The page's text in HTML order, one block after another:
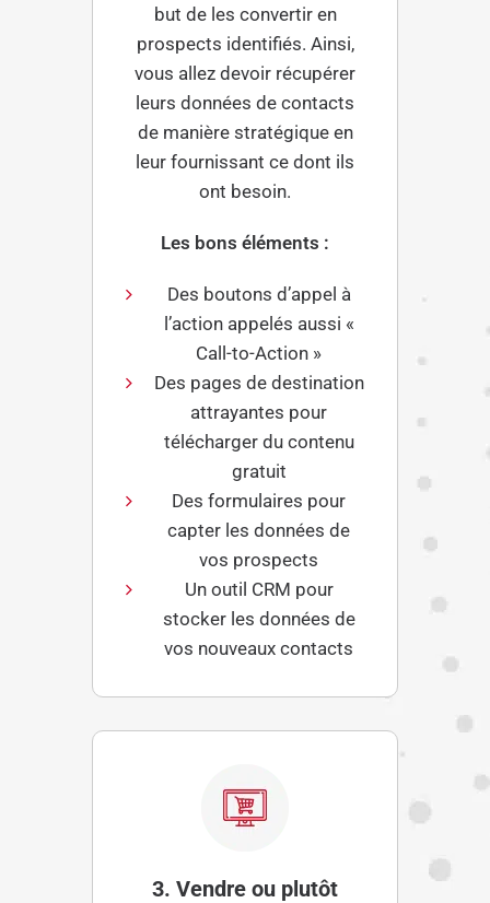
but de les convertir en
prospects identifiés. Ainsi,
vous allez devoir récupérer
leurs données de contacts
de manière stratégique en
leur fournissant ce dont ils
ont besoin.
Les bons éléments :
Des boutons d’appel à
l’action appelés aussi «
Call-to-Action »
Des pages de destination
attrayantes pour
télécharger du contenu
gratuit
Des formulaires pour
capter les données de
vos prospects
Un outil CRM pour
stocker les données de
vos nouveaux contacts
3. Vendre ou plutôt